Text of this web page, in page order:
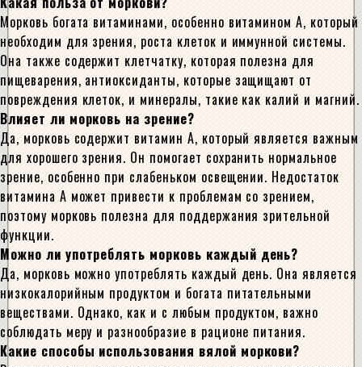
Морковь богата витаминами, особенно витамином А, который
необходим для зрения, роста клеток и иммунной системы.
Она также содержит клетчатку, которая полезна для
пищеварения, антиоксиданты, которые защищают от
повреждения клеток, и минералы, такие как калий и магний.
Влияет ли морковь на зрение?
Да, морковь содержит витамин А, который является важным
для хорошего зрения. Он помогает сохранить нормальное
зрение, особенно при слабеньком освещении. Недостаток
витамина А может привести к проблемам со зрением,
поэтому морковь полезна для поддержания зрительной
функции.
Можно ли употреблять морковь каждый день?
Да, морковь можно употреблять каждый день. Она является
низкокалорийным продуктом и богата питательными
веществами. Однако, как и с любым продуктом, важно
соблюдать меру и разнообразие в рационе питания.
Какие способы использования вялой моркови?